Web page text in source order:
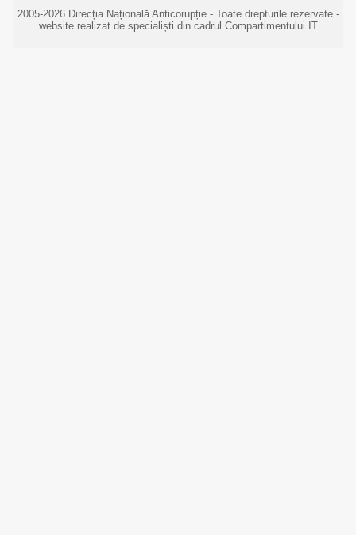
2005-2026 Direcția Națională Anticorupție - Toate drepturile rezervate -
website realizat de specialiști din cadrul Compartimentului IT